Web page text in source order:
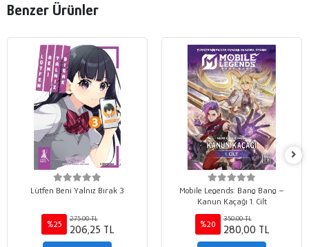
Benzer Ürünler
Lütfen Beni Yalnız Bırak 3
%25
275,00 TL
206,25 TL
Mobile Legends: Bang Bang –
Kanun Kaçağı 1. Cilt
%20
350,00 TL
280,00 TL